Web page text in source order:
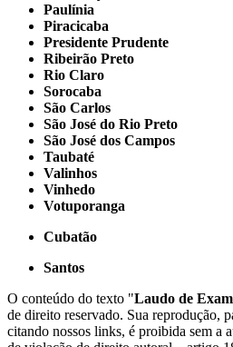
Paulínia
Piracicaba
Presidente Prudente
Ribeirão Preto
Rio Claro
Sorocaba
São Carlos
São José do Rio Preto
São José dos Campos
Taubaté
Valinhos
Vinhedo
Votuporanga
Cubatão
Santos
O conteúdo do texto "Laudo de
de direito reservado. Sua reprodução,
citando nossos links, é proibida sem a